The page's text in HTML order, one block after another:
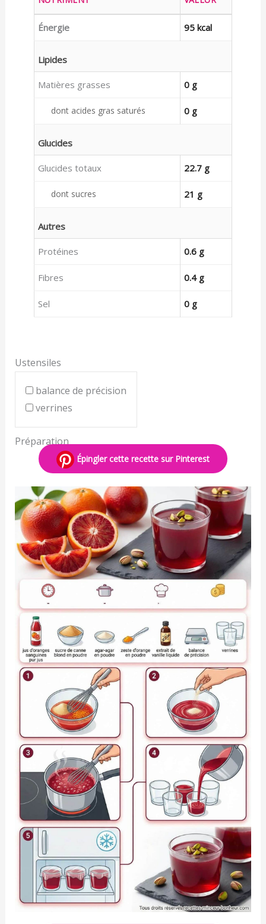
Énergie 95 kcal
Lipides
Matières grasses 0 g
dont acides gras saturés 0 g
Glucides
Glucides totaux 22.7 g
dont sucres 21 g
Autres
Protéines 0.6 g
Fibres 0.4 g
Sel 0 g
Ustensiles
balance de précision
verrines
Préparation
Épingler cette recette sur Pinterest